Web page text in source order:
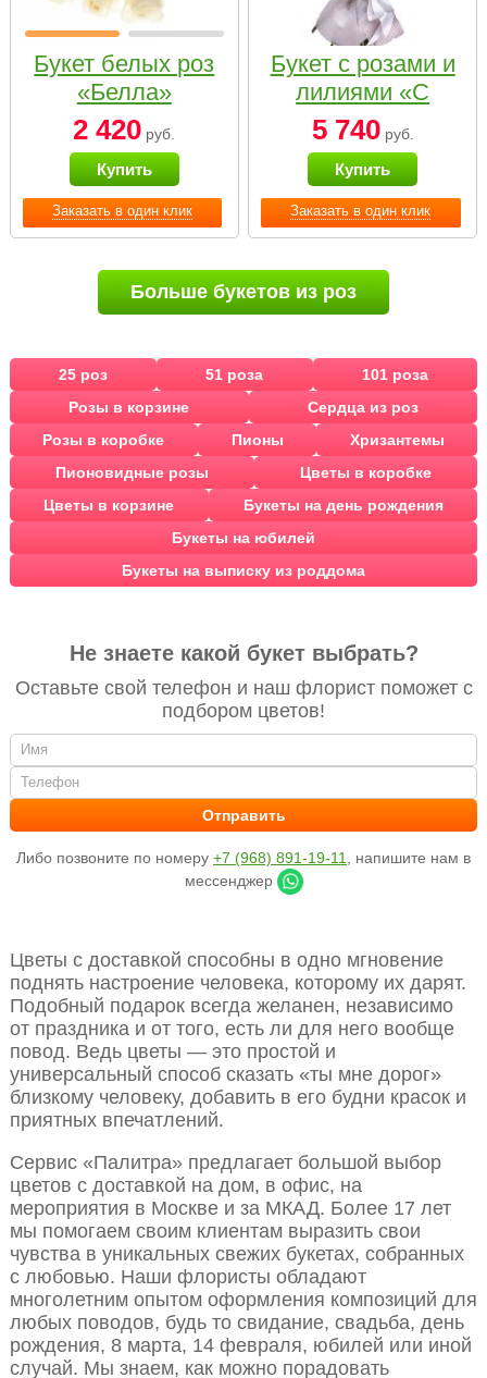
Заказать в один клик
Букет белых роз
«Белла»
2 420 руб.
Купить
Заказать в один клик
Букет с розами и
лилиями «С
наилучшими
пожеланиями»
5 740руб.
Купить
Больше букетов из роз
25 роз 51 роза
101 роза
Розы в корзине
Сердца из роз
Розы в коробке
Пионы
Хризантемы
Пионовидные розы
Цветы в коробке
Цветы в корзине
Букеты на день рождения
Букеты на юбилей
Букеты на выписку из роддома
Не знаете какой букет выбрать?
Оставьте свой телефон и наш флорист поможет с
подбором цветов!
Либо позвоните по номеру +7 (968) 891-19-11
, напишите нам в
мессенджер
Цветы с доставкой способны в одно мгновение
поднять настроение человека, которому их дарят.
Подобный подарок всегда желанен, независимо
от праздника и от того, есть ли для него вообще
повод. Ведь цветы — это простой и
универсальный способ сказать «ты мне дорог»
близкому человеку, добавить в его будни красок и
приятных впечатлений.
Сервис «Палитра» предлагает большой выбор
цветов с доставкой на дом, в офис, на
мероприятия в Москве и за МКАД. Более 17 лет
мы помогаем своим клиентам выразить свои
чувства в уникальных свежих букетах, собранных
с любовью. Наши флористы обладают
многолетним опытом оформления композиций для
любых поводов, будь то свидание, свадьба, день
рождения, 8 марта, 14 февраля, юбилей или иной
случай. Мы знаем, как можно порадовать